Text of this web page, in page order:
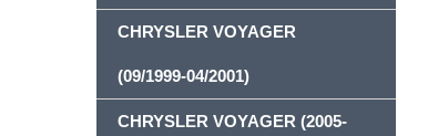
CHRYSLER VOYAGER
(09/1999-04/2001)
CHRYSLER VOYAGER (2005-